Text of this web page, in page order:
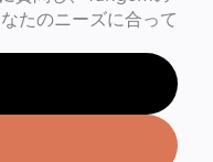
たのニーズに合って